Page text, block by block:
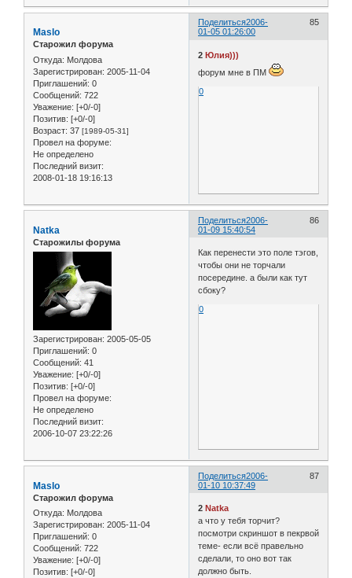
Поделиться 85
2006-
01-05 01:26:00
Maslo
Старожил форума
Откуда: Молдова
Зарегистрирован: 2005-11-04
Приглашений: 0
Сообщений: 722
Уважение: [+0/-0]
Позитив: [+0/-0]
Возраст: 37 [1989-05-31]
Провел на форуме:
Не определено
Последний визит:
2008-01-18 19:16:13
2Юлия)))
форум мне в ПМ
0
Поделиться 86
2006-
01-09 15:40:54
Natka
Старожилы форума
Зарегистрирован: 2005-05-05
Приглашений: 0
Сообщений: 41
Уважение: [+0/-0]
Позитив: [+0/-0]
Провел на форуме:
Не определено
Последний визит:
2006-10-07 23:22:26
Как перенести это поле тэгов,
чтобы они не торчали
посередине. а были как тут
сбоку?
0
Поделиться 87
2006-
01-10 10:37:49
Maslo
Старожил форума
Откуда: Молдова
Зарегистрирован: 2005-11-04
Приглашений: 0
Сообщений: 722
Уважение: [+0/-0]
Позитив: [+0/-0]
2 Natka
а что у тебя торчит?
посмотри скриншот в пекрвой
теме- если всё правельно
сделали, то оно вот так
должно быть.